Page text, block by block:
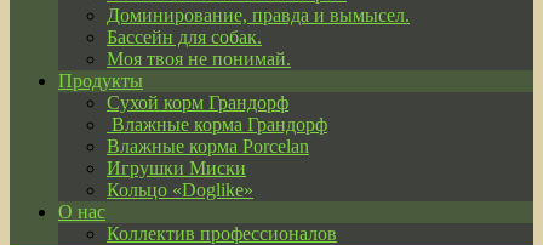
Доминирование, правда и вымысел.
Бассейн для собак.
Моя твоя не понимай.
Продукты
Сухой корм Грандорф
Влажные корма Грандорф
Влажные корма Porcelan
Игрушки Миски
Кольцо «Doglike»
О нас
Коллектив профессионалов